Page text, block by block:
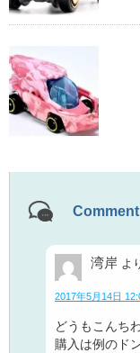
Comment
湾岸 よ
2017年5月14日
どうもこんち
購入は例のド